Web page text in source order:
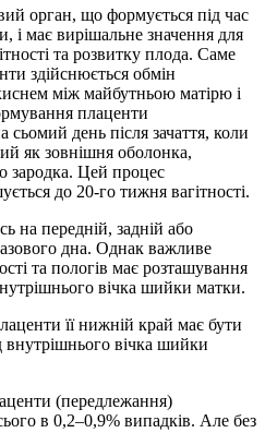
орган, що формується під час
і має вирішальне значення для
та розвитку плода. Саме
здійснюється обмін
між майбутньою матірю і
плаценти
день після зачаття, коли
як зовнішня оболонка,
зародка. Цей процес
до 20-го тижня вагітності.
на передній, задній або
дна. Однак важливе
та пологів має розташування
вічка шийки матки.
її нижній край має бути
вічка шийки
(передлежання)
в 0,2–0,9% випадків. Але без